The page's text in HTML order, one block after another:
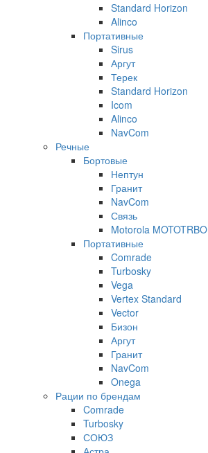
Standard Horizon
Alinco
Портативные
Sirus
Аргут
Терек
Standard Horizon
Icom
Alinco
NavCom
Речные
Бортовые
Нептун
Гранит
NavCom
Связь
Motorola MOTOTRBO
Портативные
Comrade
Turbosky
Vega
Vertex Standard
Vector
Бизон
Аргут
Гранит
NavCom
Onega
Рации по брендам
Comrade
Turbosky
СОЮЗ